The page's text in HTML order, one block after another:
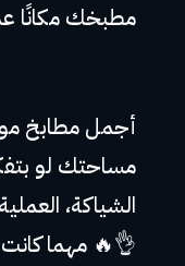
مطبخك مكانًا
أجمل مطابخ
مساحتك لو
الشياكة،
👌🔥 مهما